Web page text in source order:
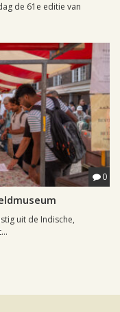
de 61e editie van
0
uit de Indische,